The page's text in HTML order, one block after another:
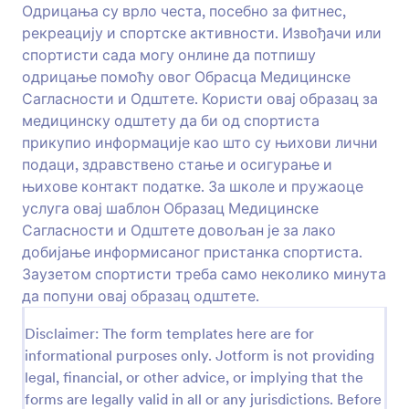
Одрицања су врло честа, посебно за фитнес,
рекреацију и спортске активности. Извођачи или
спортисти сада могу онлине да потпишу
одрицање помоћу овог Обрасца Медицинске
Сагласности и Одштете. Користи овај образац за
медицинску одштету да би од спортиста
прикупио информације као што су њихови лични
подаци, здравствено стање и осигурање и
њихове контакт податке. За школе и пружаоце
услуга овај шаблон Образац Медицинске
Сагласности и Одштете довољан је за лако
добијање информисаног пристанка спортиста.
Заузетом спортисти треба само неколико минута
да попуни овај образац одштете.
Disclaimer: The form templates here are for
informational purposes only. Jotform is not providing
legal, financial, or other advice, or implying that the
forms are legally valid in all or any jurisdictions. Before
потписати.
Преглед